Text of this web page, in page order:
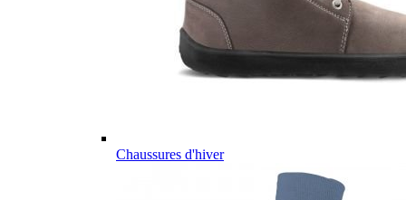
Chaussures d'hiver